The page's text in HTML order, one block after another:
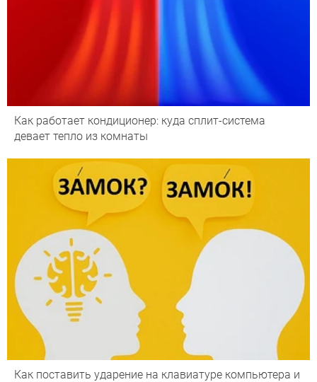
Как работает кондиционер: куда сплит-система
девает тепло из комнаты
Как поставить ударение на клавиатуре компьютера и